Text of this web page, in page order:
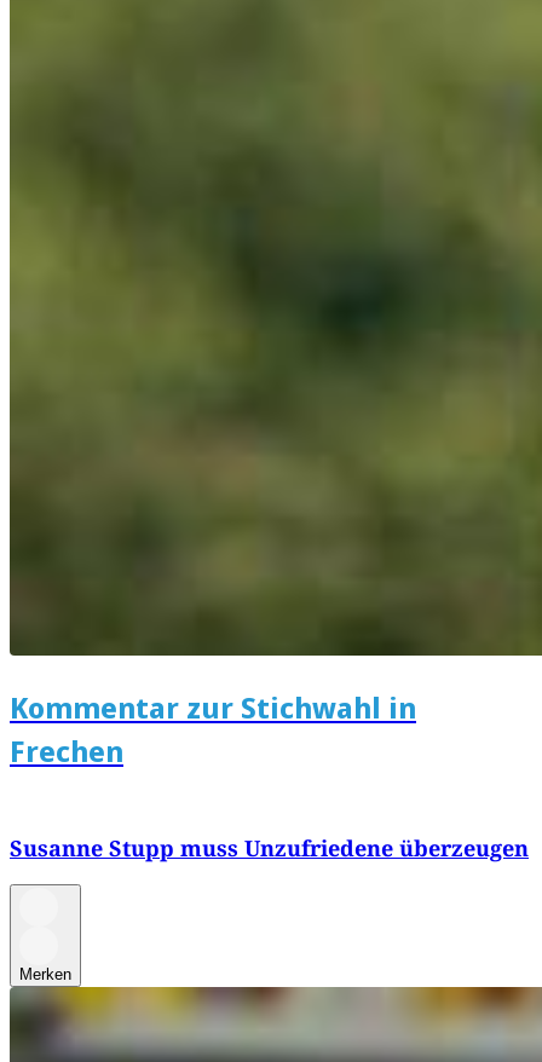
Kommentar zur Stichwahl in
Frechen
Susanne Stupp muss Unzufriedene überzeugen
Merken